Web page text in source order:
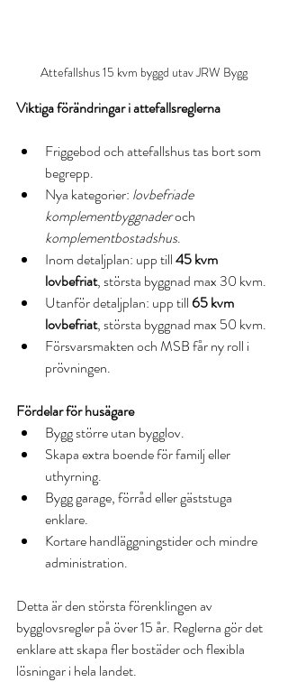
Attefallshus 15 kvm byggd utav JRW Bygg
Viktiga förändringar i attefallsreglerna
Friggebod och attefallshus tas bort som
begrepp.
Nya kategorier: lovbefriade
komplementbyggnader och
komplementbostadshus.
Inom detaljplan: upp till 45 kvm
lovbefriat, största byggnad max 30 kvm.
Utanför detaljplan: upp till 65 kvm
lovbefriat, största byggnad max 50 kvm.
Försvarsmakten och MSB får ny roll i
prövningen.
Fördelar för husägare
Bygg större utan bygglov.
Skapa extra boende för familj eller
uthyrning.
Bygg garage, förråd eller gäststuga
enklare.
Kortare handläggningstider och mindre
administration.
Detta är den största förenklingen av
bygglovsregler på över 15 år. Reglerna gör det
enklare att skapa fler bostäder och flexibla
lösningar i hela landet.